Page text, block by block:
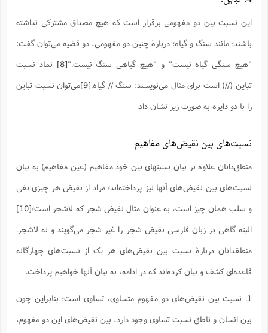
این نسبت بین دو مفهومی برقرار است که هیچ مصداق مشترکی نداشته
باشند؛ مانند سنگ و گیاه؛ دربارۀ چنین دو مفهومی، دو قضیه می‌توان گفت:
"هیچ سنگی گیاه نیست" و "هیچ گیاهی سنگ نیست."[8]
نماد نسبت
تباین (//) است برای مثال می‌نویسند: سنگ // گیاه.[9]
می‌توان نسبت تباین
را با دو دایره به صورت زیر نشان داد.
نسبت‌های بین نقیض‌های مفاهیم
منطق‌دانان علاوه بر بیان نسبتهای بین خود مفاهیم (عین مفاهیم) به بیان
نسبت‌های بین نقیض‌های آنها نیز پرداخته‌اند؛ مراد از نقیض هر چیزی نفی
و سلب همان چیز است، به عنوان مثال نقیض شجر که لاشجر است؛[10]
البته گاهی در زبان فارسی نقیض شجر را غیر شجر می‌گویند و نه لاشجر.
منطقدانان دربارۀ نسبت بین نقیض‌های هر یک از نسبت‌های چهارگانه
قاعده‌ای کشف و بیان کرده‌اند که در ادامه، به بیان آنها خواهیم پرداخت.
1. نسبت بین نقیض‌های دو مفهوم متساوی، تساوی است؛ بنابراین چون
بین انسان و ناطق نسبت تساوی وجود دارد، بین نقیض‌های این دو مفهوم،